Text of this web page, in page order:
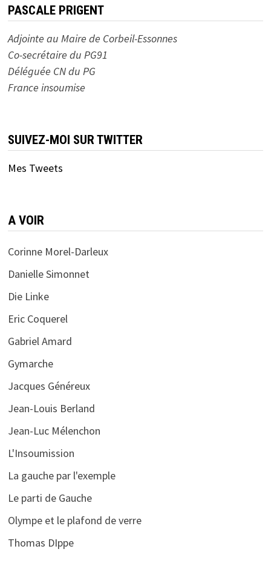
PASCALE PRIGENT
Adjointe au Maire de Corbeil-Essonnes
Co-secrétaire du PG91
Déléguée CN du PG
France insoumise
SUIVEZ-MOI SUR TWITTER
Mes Tweets
A VOIR
Corinne Morel-Darleux
Danielle Simonnet
Die Linke
Eric Coquerel
Gabriel Amard
Gymarche
Jacques Généreux
Jean-Louis Berland
Jean-Luc Mélenchon
L'Insoumission
La gauche par l'exemple
Le parti de Gauche
Olympe et le plafond de verre
Thomas DIppe